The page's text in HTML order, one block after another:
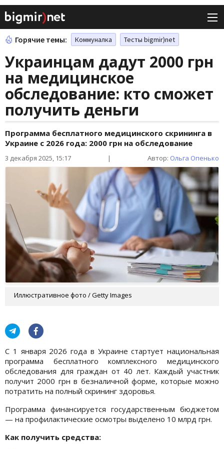
Горячие темы: Коммуналка Тесты bigmir)net
Украинцам дадут 2000 грн
на медицинское
обследование: кто сможет
получить деньги
Программа бесплатного медицинского скрининга в
Украине с 2026 года: 2000 грн на обследование
3 декабря 2025, 15:17 | Автор: Ольга Опенько
Иллюстративное фото / Getty Images
С 1 января 2026 года в Украине стартует национальная
программа бесплатного комплексного медицинского
обследования для граждан от 40 лет. Каждый участник
получит 2000 грн в безналичной форме, которые можно
потратить на полный скрининг здоровья.
Программа финансируется государственным бюджетом
— на профилактические осмотры выделено 10 млрд грн.
Как получить средства: